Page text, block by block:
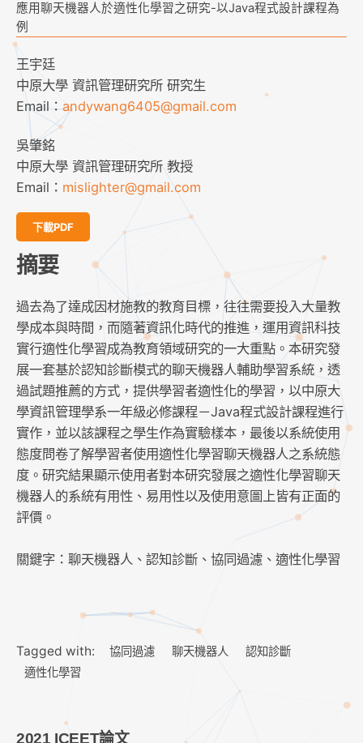
應用聊天機器人於適性化學習之研究-以Java程式設計課程為
例
王宇廷
中原大學 資訊管理研究所 研究生
Email： andywang6405@gmail.com
吳肇銘
中原大學 資訊管理研究所 教授
Email： mislighter@gmail.com
下載PDF
摘要
過去為了達成因材施教的教育目標，往往需要投入大量教
學成本與時間，而隨著資訊化時代的推進，運用資訊科技
實行適性化學習成為教育領域研究的一大重點。本研究發
展一套基於認知診斷模式的聊天機器人輔助學習系統，透
過試題推薦的方式，提供學習者適性化的學習，以中原大
學資訊管理學系一年級必修課程－Java程式設計課程進行
實作，並以該課程之學生作為實驗樣本，最後以系統使用
態度問卷了解學習者使用適性化學習聊天機器人之系統態
度。研究結果顯示使用者對本研究發展之適性化學習聊天
機器人的系統有用性、易用性以及使用意圖上皆有正面的
評價。
關鍵字：聊天機器人、認知診斷、協同過濾、適性化學習
Tagged with: 協同過濾 聊天機器人
認知診斷
適性化學習
2021 ICEET論文